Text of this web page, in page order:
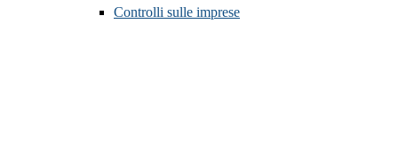
Controlli sulle imprese